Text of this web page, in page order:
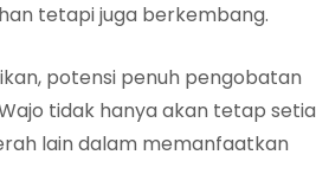
tetapi juga berkembang.
potensi penuh pengobatan
tidak hanya akan tetap setia
lain dalam memanfaatkan